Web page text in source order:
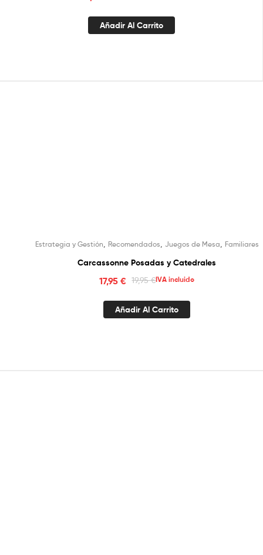
Añadir Al Carrito
Estrategia y Gestión Recomendados Juegos de Mesa Familiares
Carcassonne Posadas y Catedrales
19,95€
17,95 € IVA incluido
Añadir Al Carrito